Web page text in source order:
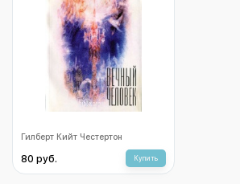
Вечный человек
Гилберт Кийт Честертон
80 руб. Купить